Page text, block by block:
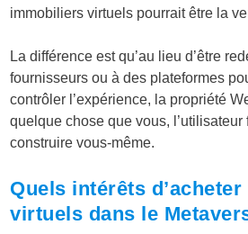
immobiliers virtuels pourrait être la
La différence est qu’au lieu d’être
fournisseurs ou à des plateformes
contrôler l’expérience, la propriété
quelque chose que vous, l’utilisateur
construire vous-même.
Quels intérêts
virtuels dans le